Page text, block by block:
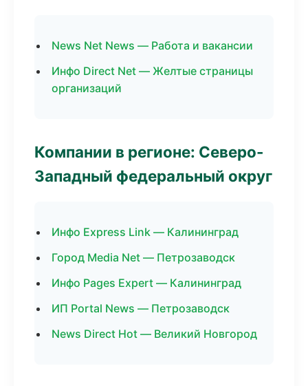
News Net News — Работа и вакансии
Инфо Direct Net — Желтые страницы
организаций
Компании в регионе: Северо-
Западный федеральный округ
Инфо Express Link — Калининград
Город Media Net — Петрозаводск
Инфо Pages Expert — Калининград
ИП Portal News — Петрозаводск
News Direct Hot — Великий Новгород